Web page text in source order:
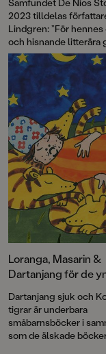
2023 tilldelas
Lindgren: ”För
och hisnande litterära
alla åldrar.”
Loranga, Masarin &
Dartanjang för de
Dartanjang sjuk och
tigrar är underbara
småbarnsböcker i
som de älskade